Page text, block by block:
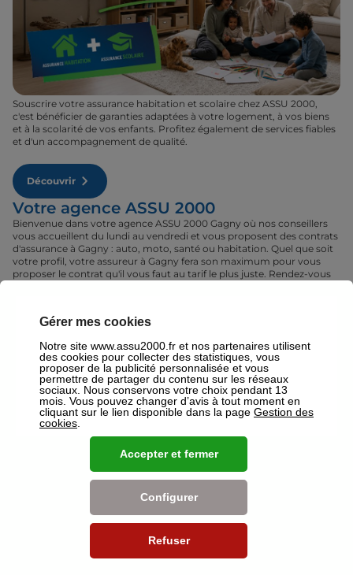
Souscrire votre assurance habitation et scolaire chez ASSU 2000,
c'est bénéficier de garanties adaptées à votre logement, à vos biens
et à la scolarité de vos enfants. Profitez également de services fiables
et d'un accompagnement de qualité.
Découvrir
Votre agence ASSU 2000
Bienvenue dans votre agence ASSU 2000 Gagny où nos conseillers
vous accueillent du lundi au vendredi et vous proposent des contrats
d'assurance à Gagny : auto, moto, santé ou habitation. Quel que soit
votre profil, votre assureur à Gagny fera son maximum pour vous
proposer le contrat qu'il vous faut au tarif le plus juste. Rendez-vous
Nos offres pour les particuliers
Assurance Auto
Des tarifs adaptés à tous les profils
de conducteurs. Jeunes permis,
des solutions pour chacun.
Gérer mes cookies
Notre site www.assu2000.fr et nos partenaires utilisent
des cookies pour collecter des statistiques, vous
proposer de la publicité personnalisée et vous
permettre de partager du contenu sur les réseaux
sociaux. Nous conservons votre choix pendant 13
mois. Vous pouvez changer d’avis à tout moment en
cliquant sur le lien disponible dans la page Gestion des
cookies
Refuser
Configurer
Accepter et fermer